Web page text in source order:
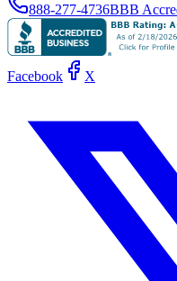
888-277-4736BBB
Facebook X